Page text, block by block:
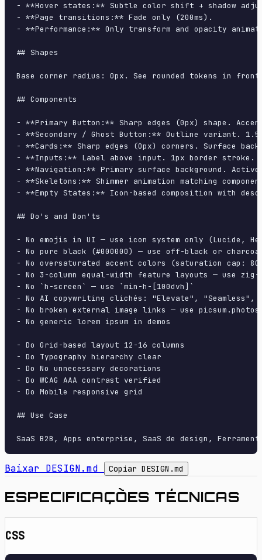
- **Hover states:** Subtle color shift + shadow
- **Page transitions:** Fade only (200ms).
- **Performance:** Only transform and opacity
## Shapes
Base corner radius: 0px. See rounded tokens in
## Components
- **Primary Button:** Sharp edges (0px) shape.
- **Secondary / Ghost Button:** Outline variant.
- **Cards:** Sharp edges (0px) corners. Surface
- **Inputs:** Label above input. 1px border
- **Navigation:** Primary surface background.
- **Skeletons:** Shimmer animation matching
- **Empty States:** Icon-based composition with
## Do's and Don'ts
- No emojis in UI — use icon system only (Lucide,
- No pure black (#000000) — use off-black or
- No oversaturated accent colors (saturation cap:
- No 3-column equal-width feature layouts — use zig-
- No `h-screen` — use `min-h-[100dvh]`
- No AI copywriting clichés: "Elevate", "Seamless",
- No broken external image links — use
- No generic lorem ipsum in demos
- Do Grid-based layout 12-16 columns
- Do Typography hierarchy clear
- Do No unnecessary decorations
- Do WCAG AAA contrast verified
- Do Mobile responsive grid
## Use Case
Baixar DESIGN.md Copiar DESIGN.md
ESPECIFICAÇÕES TÉCNICAS
CSS